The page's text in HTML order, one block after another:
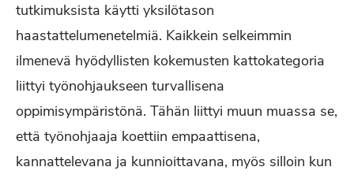
tutkimuksista käytti yksilötason
haastattelumenetelmiä. Kaikkein selkeimmin
ilmenevä hyödyllisten kokemusten kattokategoria
liittyi työnohjaukseen turvallisena
oppimisympäristönä. Tähän liittyi muun muassa se,
että työnohjaaja koettiin empaattisena,
kannattelevana ja kunnioittavana, myös silloin kun